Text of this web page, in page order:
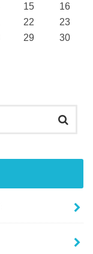
15
16
22
23
29
30